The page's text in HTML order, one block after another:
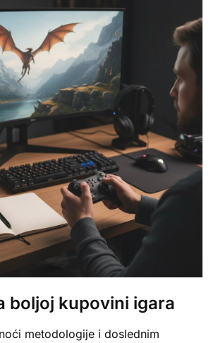
boljoj kupovini igara
metodologije i doslednim